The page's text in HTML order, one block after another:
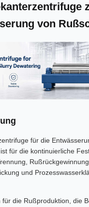
von
für die
für die kontinuierliche
Rußrückgewinnung,
und
für die Rußproduktion, die